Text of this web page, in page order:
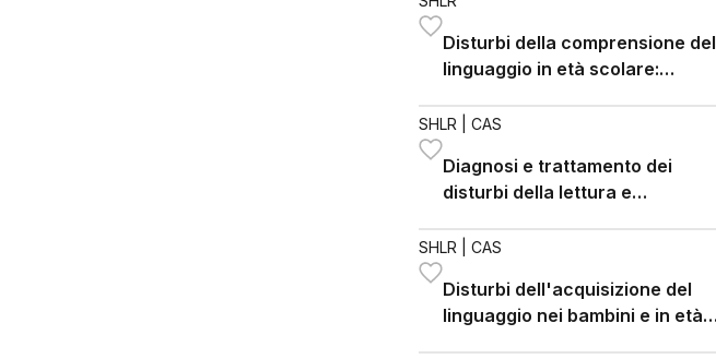
Disturbi della comprensione del
linguaggio in età scolare:
del linguaggio
SHLR | CAS
Diagnosi e trattamento dei
disturbi della lettura e
SHLR | CAS
Disturbi dell'acquisizione del
linguaggio nei bambini e in età